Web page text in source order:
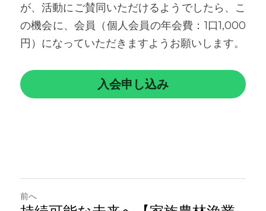
が、活動にご賛同いただけるようでしたら、こ
の機会に、会員（個人会員の年会費：1口1,000
円）になっていただきますようお願いします。
入会申し込み
前へ